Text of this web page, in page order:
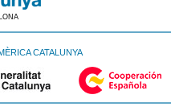
CATALUNYA